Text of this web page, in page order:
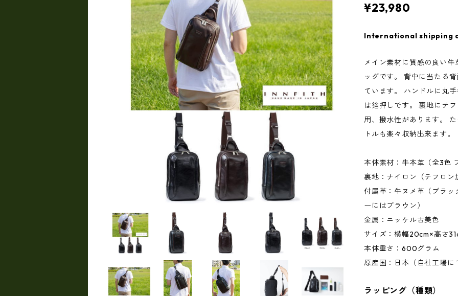
¥23,980
International shipping
メイン素材に質感の良い
ッグです。 背中に当たる
ています。 ハンドルに丸
は箔押しです。 裏地にテ
用、撥水性があります。
トルも楽々収納出来ます。
本体素材：牛本革（全3色
裏地：ナイロン（テフロン
付属革：牛ヌメ革（ブラ
ーにはブラウン）
金属：ニッケル古美色
サイズ：横幅20cm×高さ
本体重さ：600グラム
原産国：日本（自社工場に
ラッピング（種類）